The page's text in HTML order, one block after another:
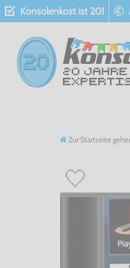
Konsolenkost ist 20!
Zur Startseite